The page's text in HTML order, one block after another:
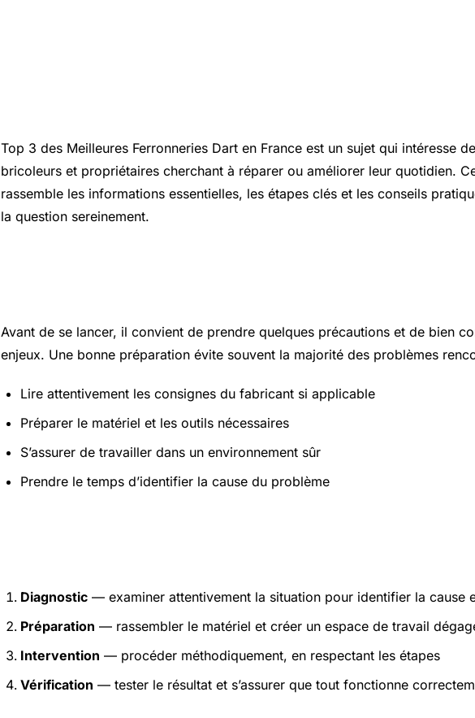
Top 3 des Meilleures Ferronneries Dart en France est un sujet qui intéresse
bricoleurs et propriétaires cherchant à réparer ou améliorer leur quotidien.
rassemble les informations essentielles, les étapes clés et les conseils
la question sereinement.
Avant de se lancer, il convient de prendre quelques précautions et de bien
enjeux. Une bonne préparation évite souvent la majorité des problèmes
Lire attentivement les consignes du fabricant si applicable
Préparer le matériel et les outils nécessaires
S’assurer de travailler dans un environnement sûr
Prendre le temps d’identifier la cause du problème
Diagnostic — examiner attentivement la situation pour identifier la cause
Préparation — rassembler le matériel et créer un espace de travail
Intervention — procéder méthodiquement, en respectant les étapes
Vérification — tester le résultat et s’assurer que tout fonctionne